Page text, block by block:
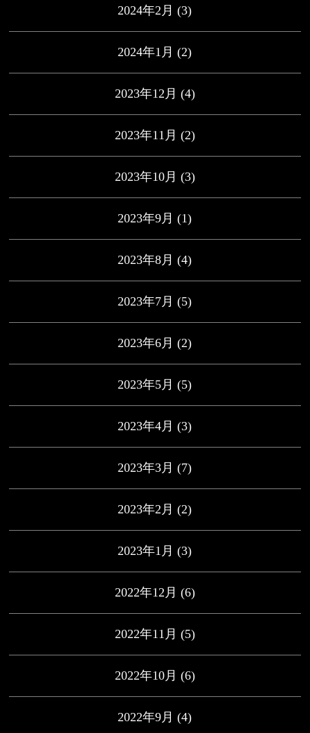
2024年2月 (3)
2024年1月 (2)
2023年12月 (4)
2023年11月 (2)
2023年10月 (3)
2023年9月 (1)
2023年8月 (4)
2023年7月 (5)
2023年6月 (2)
2023年5月 (5)
2023年4月 (3)
2023年3月 (7)
2023年2月 (2)
2023年1月 (3)
2022年12月 (6)
2022年11月 (5)
2022年10月 (6)
2022年9月 (4)